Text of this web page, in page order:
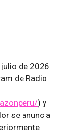
de 2026
de Radio
) y
se anuncia